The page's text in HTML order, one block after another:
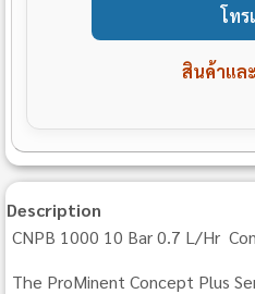
โทร
สินค้าแล
Description
CNPB 1000 10 Bar 0.7 L/Hr
The ProMinent Concept Plus